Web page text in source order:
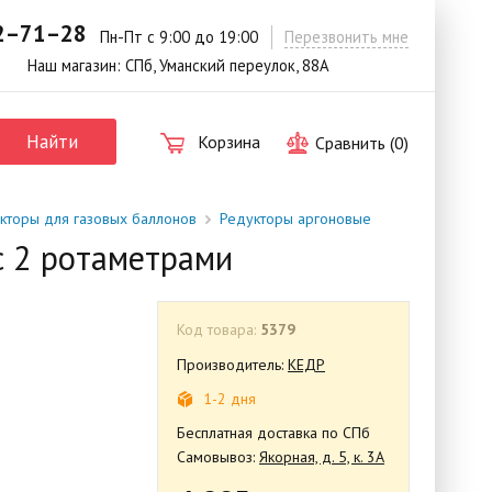
Пн-Пт с 9:00 до 19:00
Перезвонить мне
Наш магазин: СПб, Уманский переулок, 88А
Найти Корзина Сравнить (0)
для газовых баллонов Редукторы аргоновые
ротаметрами
Код товара: 5379
Производитель: КЕДР
1-2 дня
Бесплатная доставка по СПб
Самовывоз: Якорная, д. 5, к. 3А